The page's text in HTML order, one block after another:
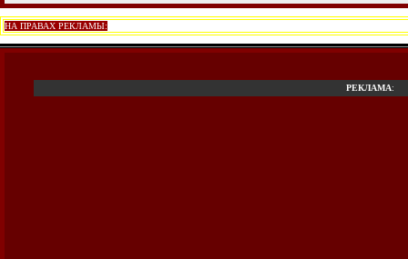
НА ПРАВАХ РЕКЛАМЫ:
РЕКЛАМА: